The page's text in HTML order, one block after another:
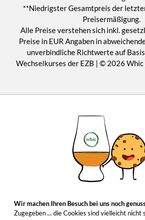
**Niedrigster Gesamtpreis der
Preisermäßigung.
Alle Preise verstehen sich inkl.
Preise in EUR Angaben in
unverbindliche Richtwerte auf
Wechselkurses der EZB | © 2026 Whic
Wir machen Ihren Besuch bei uns noch
Zugegeben ... die Cookies sind vielleicht nicht